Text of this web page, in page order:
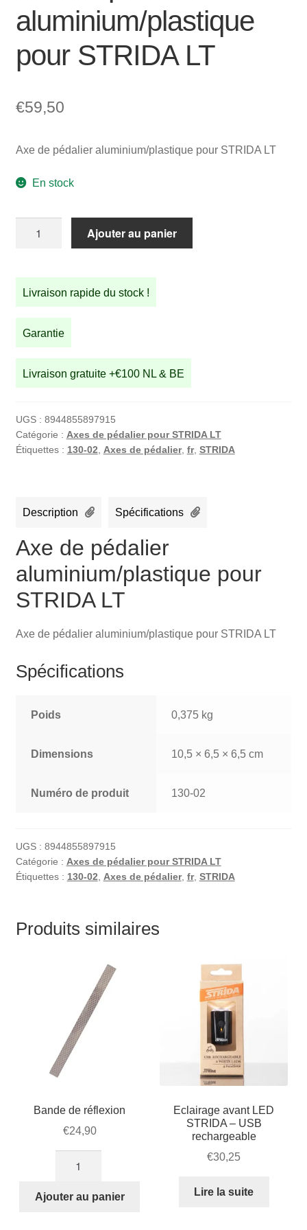
aluminium/plastique
pour STRIDA LT
€59,50
Axe de pédalier aluminium/plastique pour STRIDA LT
En stock
de
pédalier
pour
STRIDA
Ajouter au panier
Livraison rapide du stock !
Garantie
Livraison gratuite +€100 NL & BE
UGS : 8944855897915
Catégorie : Axes de pédalier pour STRIDA LT
Étiquettes : 130-02, Axes de pédalier, fr, STRIDA
Description Spécifications
Axe de pédalier
aluminium/plastique pour
STRIDA LT
Axe de pédalier aluminium/plastique pour STRIDA LT
Spécifications
Poids 0,375 kg
Dimensions 10,5 × 6,5 × 6,5 cm
Numéro de produit 130-02
UGS : 8944855897915
Catégorie : Axes de pédalier pour STRIDA LT
Étiquettes : 130-02 Axes de pédalier, fr, STRIDA
Produits similaires
Bande de réflexion
€24,90
Bande
Ajouter au panier
Eclairage avant LED
STRIDA – USB
rechargeable
€30,25
Lire la suite